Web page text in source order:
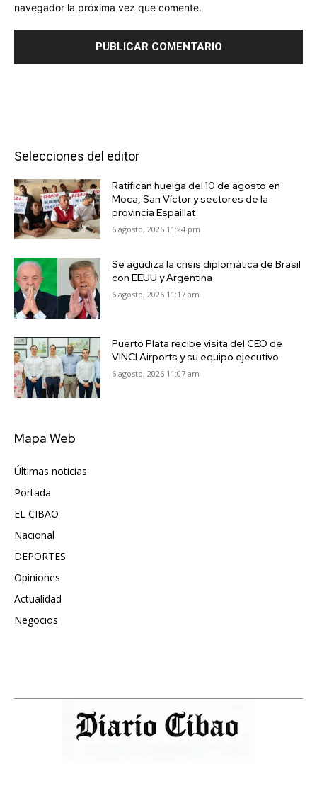
navegador la próxima vez que comente.
Selecciones del editor
Ratifican huelga del 10 de agosto en
Moca, San Víctor y sectores de la
provincia Espaillat
6 agosto, 2026 11:24 pm
Se agudiza la crisis diplomática de Brasil
con EEUU y Argentina
6 agosto, 2026 11:17 am
Puerto Plata recibe visita del CEO de
VINCI Airports y su equipo ejecutivo
6 agosto, 2026 11:07 am
Mapa Web
Últimas noticias
Portada
EL CIBAO
Nacional
DEPORTES
Opiniones
Actualidad
Negocios